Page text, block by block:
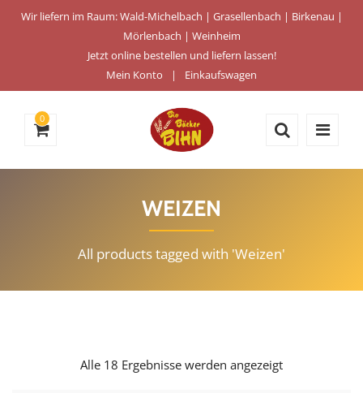
Wir liefern im Raum: Wald-Michelbach | Grasellenbach | Birkenau |
Mörlenbach | Weinheim
Jetzt online bestellen und liefern lassen!
Mein Konto
Einkaufswagen
0
WEIZEN
All products tagged with 'Weizen'
Alle 18 Ergebnisse werden angezeigtNach